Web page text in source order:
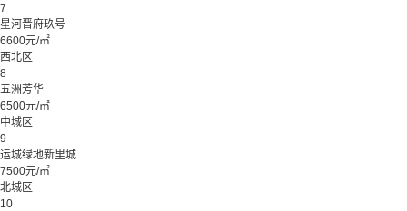
7
星河晋府玖号
6600元/㎡
西北区
8
五洲芳华
6500元/㎡
中城区
9
运城绿地新里城
7500元/㎡
北城区
10